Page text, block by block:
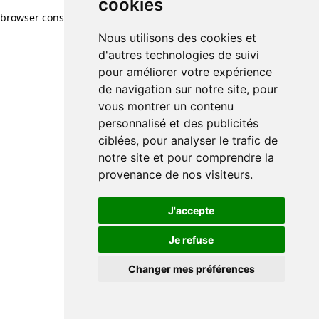
cookies
Nous utilisons des cookies et
d'autres technologies de suivi
pour améliorer votre expérience
de navigation sur notre site, pour
vous montrer un contenu
personnalisé et des publicités
ciblées, pour analyser le trafic de
notre site et pour comprendre la
provenance de nos visiteurs.
J'accepte
Je refuse
Changer mes préférences
browser console for more information)